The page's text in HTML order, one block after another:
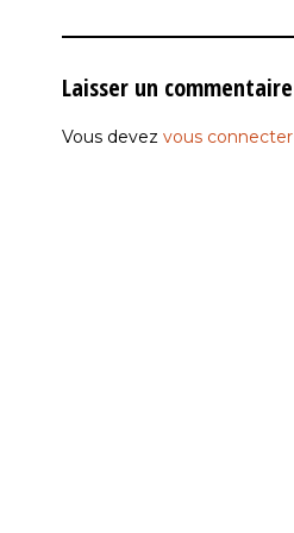
Laisser un commentaire
Vous devez vous connecter